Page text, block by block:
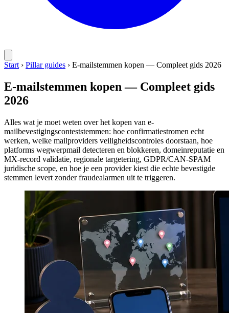
Start › Pillar guides › E-mailstemmen kopen — Compleet gids 2026
E-mailstemmen kopen — Compleet gids
2026
Alles wat je moet weten over het kopen van e-
mailbevestigingsconteststemmen: hoe confirmatiestromen echt
werken, welke mailproviders veiligheidscontroles doorstaan, hoe
platforms wegwerpmail detecteren en blokkeren, domeinreputatie en
MX-record validatie, regionale targetering, GDPR/CAN-SPAM
juridische scope, en hoe je een provider kiest die echte bevestigde
stemmen levert zonder fraudealarmen uit te triggeren.